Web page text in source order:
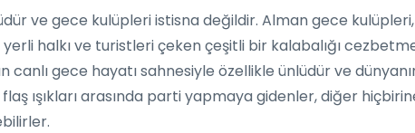
ve gece kulüpleri istisna değildir. Alman gece
halkı ve turistleri çeken çeşitli bir kalabalığı
gece hayatı sahnesiyle özellikle ünlüdür ve
ışıkları arasında parti yapmaya gidenler, diğer